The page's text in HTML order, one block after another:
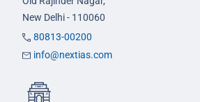
New Delhi - 110060
80813-00200
info@nextias.com